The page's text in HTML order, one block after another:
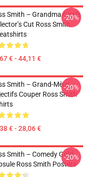
Smith – Grandma Goals
Cut Ross Smith
€ - 44,11 €
-20%
Smith – Grand-Mère
Couper Ross Smith
€ - 28,06 €
-20%
Smith – Comedy Gold
Ross Smith Posters
-20%